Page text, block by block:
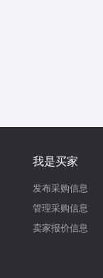
我是买家
发布采购信息
管理采购信息
卖家报价信息